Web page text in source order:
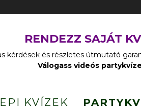
RENDEZZ SAJÁT
kérdések és részletes útmutató
Válogass videós
KVÍZEK